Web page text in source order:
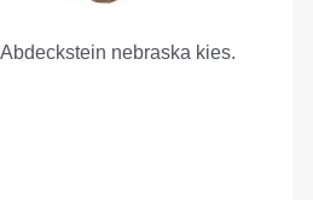
nebraska kies.